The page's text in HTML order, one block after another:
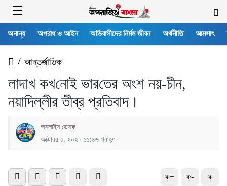
অনান্য অপরাধ ও আইন অভিবাসীদের নির্মম জীবন অর্থনীতি আত্মসাৎ
/ আন্তর্জাতিক
লাদাখ কখ‌নোই ভার‌তের অংশ নয়-চীন,
নয়া‌দিল্লীর তীব্র প্র‌তিবাদ।
অনলাইন ডেস্ক
অক্টোবর ১, ২০২০ ১১:৪৬ পূর্বাহ্ণ
ফ+ ফ- ফ